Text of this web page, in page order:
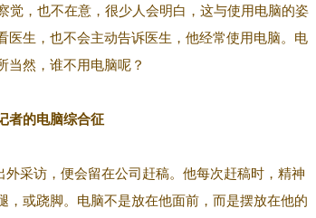
，也不在意，很少人会明白，这与使用电脑的姿
医生，也不会主动告诉医生，他经常使用电脑。电
当然，谁不用电脑呢？
者的电脑综合征
采访，便会留在公司赶稿。他每次赶稿时，精神
或跷脚。电脑不是放在他面前，而是摆放在他的